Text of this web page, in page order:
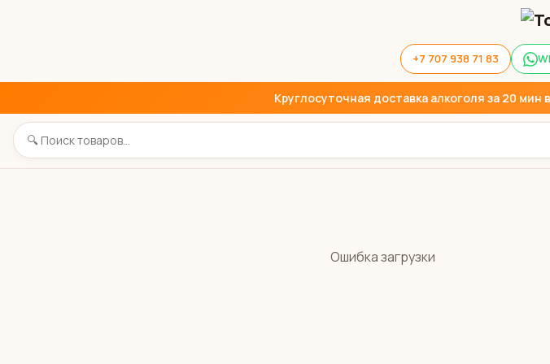
+7 707 938 71 83
Круглосуточная доставка алкоголя за 20 мин
Ошибка загрузки